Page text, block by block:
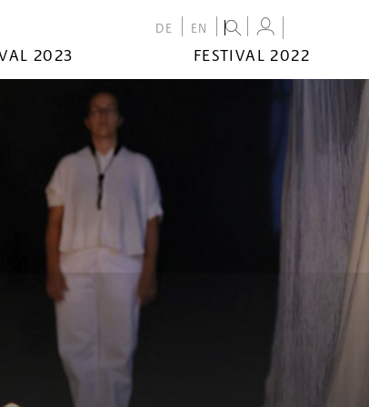
DE EN
2023 FESTIVAL 2022